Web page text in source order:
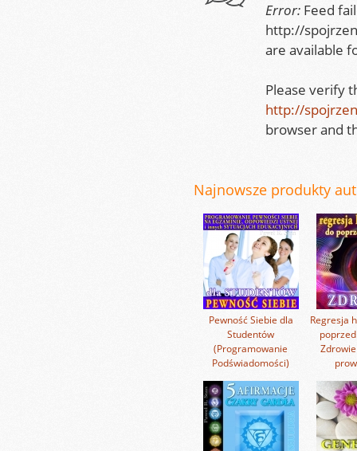
Error: Feed
http://
are available
Please verify
http://
browser and
Najnowsze produkty
Pewność Siebie dla
Studentów
(Programowanie
Podświadomości)
Regresja